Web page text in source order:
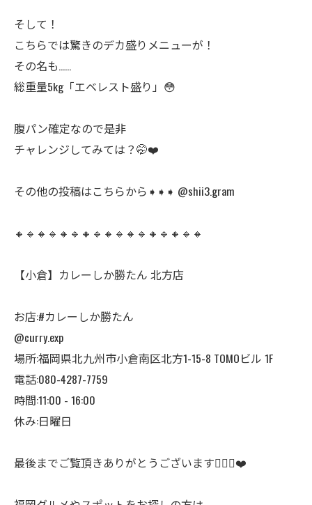
そして！
こちらでは驚きのデカ盛りメニューが！
その名も……
総重量5kg「エベレスト盛り」😳
腹パン確定なので是非
チャレンジしてみては？🤭❤️
その他の投稿はこちらから➧➧➧ @shii3.gram
🔸🔹🔸🔹🔸🔹🔸🔹🔸🔹🔸🔹🔸🔹🔸🔹🔸
【小倉】カレーしか勝たん 北方店
お店:#カレーしか勝たん
@curry.exp
場所:福岡県北九州市小倉南区北方1-15-8 TOMOビル 1F
電話:080-4287-7759
時間:11:00 - 16:00
休み:日曜日
最後までご覧頂きありがとうございます🙇🏻‍♀️❤️